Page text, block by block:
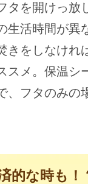
タを開けっ放
生活時間が異
きをしなけれ
スメ。保温シ
、フタのみの
的な時も